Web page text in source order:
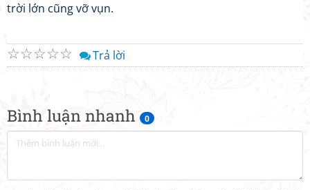
Bình luận nhanh 0
trời lớn cũng vỡ vụn.
☆
☆
☆
☆
☆ Trả lời